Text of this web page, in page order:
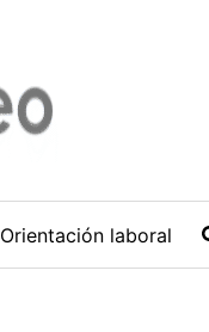
Orientación laboral